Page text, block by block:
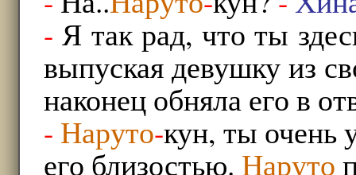
- Я так рад, что ты
выпуская девушку из
наконец обняла его в
- Наруто-кун, ты очень
его близостью. Наруто